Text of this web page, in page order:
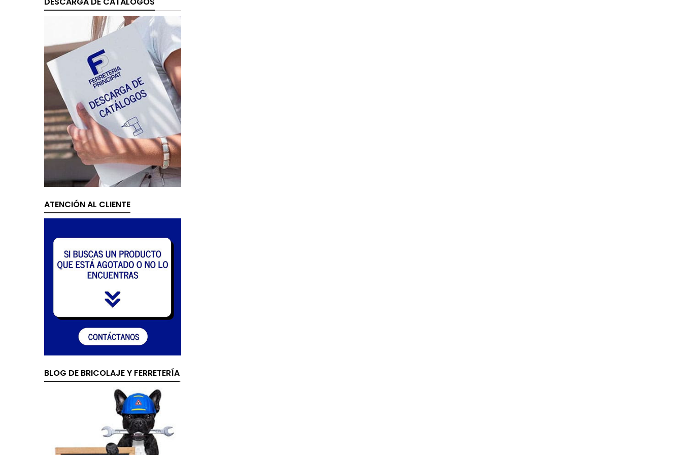
ATENCIÓN AL CLIENTE
BLOG DE BRICOLAJE Y FERRETERÍA